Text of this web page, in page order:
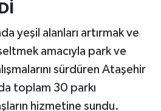
yeşil alanları artırmak ve
amacıyla park ve
sürdüren Ataşehir
toplam 30 parkı
hizmetine sundu.